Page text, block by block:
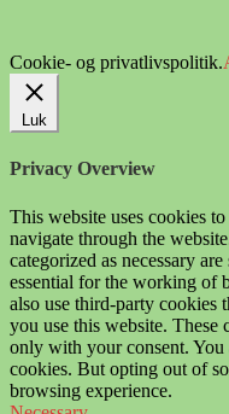
Cookie- og privatlivspolitik.
Luk
Privacy Overview
This website uses cookies
navigate through the
categorized as necessary
essential for the working of
also use third-party cookies
you use this website.
only with your consent. You
cookies. But opting out of
browsing experience.